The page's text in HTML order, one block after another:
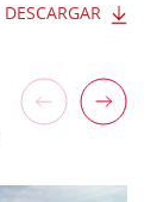
DESCARGAR